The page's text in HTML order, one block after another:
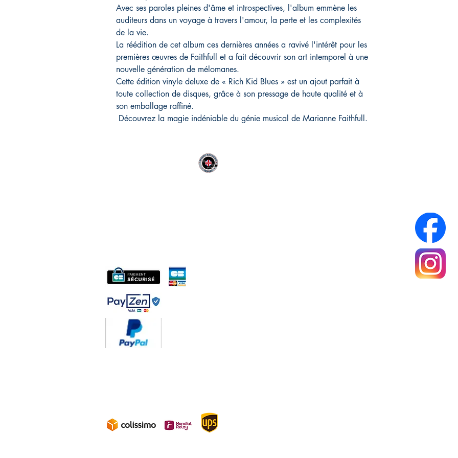
Avec ses paroles pleines d'âme et introspectives, l'album emmène les
auditeurs dans un voyage à travers l'amour, la perte et les complexités
de la vie.
La réédition de cet album ces dernières années a ravivé l'intérêt pour les
premières œuvres de Faithfull et a fait découvrir son art intemporel à une
nouvelle génération de mélomanes.
Cette édition vinyle deluxe de « Rich Kid Blues » est un ajout parfait à
toute collection de disques, grâce à son pressage de haute qualité et à
son emballage raffiné.
Découvrez la magie indéniable du génie musical de Marianne Faithfull.